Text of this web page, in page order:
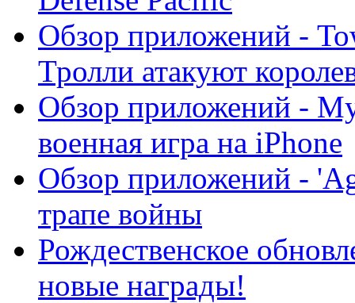
Обзор приложений -
Тролли атакуют
Обзор приложений -
военная игра на iPhone
Обзор приложений -
трапе войны
Рождественское
новые награды!